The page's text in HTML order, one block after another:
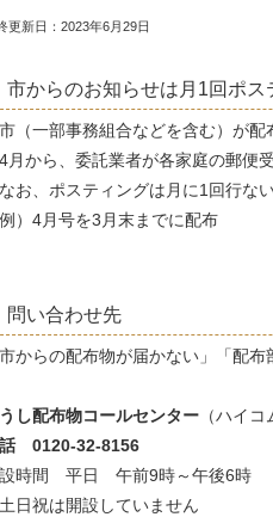
更新日： 2023年6月29日
市からのお知らせは月1回ポ
（一部事務組合などを含む）が配
月から、委託業者が各家庭の郵便
お、ポスティングは月に1回行な
例）4月号を3月末までに配布
問い合わせ先
市からの配布物が届かない」「配
し配布物コールセンター （ハイ
0120-32-8156
時間 平日 午前9時～午後6時
日祝は開設していません